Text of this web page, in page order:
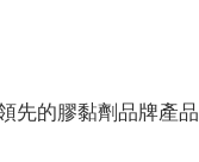
先的膠黏劑品牌產品